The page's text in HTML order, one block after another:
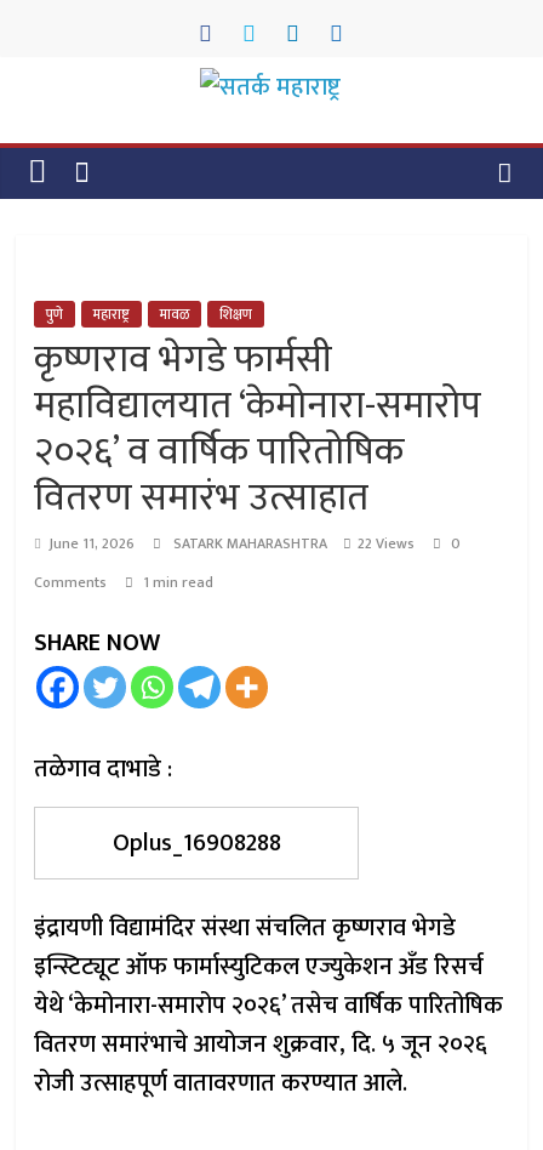
सतर्क
महाराष्ट्र
पुणे महाराष्ट्र मावळ शिक्षण
कृष्णराव भेगडे फार्मसी
महाविद्यालयात ‘केमोनारा-समारोप
२०२६’ व वार्षिक पारितोषिक
वितरण समारंभ उत्साहात
June 11, 2026 SATARK MAHARASHTRA 22 Views
0
Comments
1 min read
SHARE NOW
तळेगाव दाभाडे :
Oplus_16908288
इंद्रायणी विद्यामंदिर संस्था संचलित कृष्णराव भेगडे
इन्स्टिट्यूट ऑफ फार्मास्युटिकल एज्युकेशन अँड रिसर्च
येथे ‘केमोनारा-समारोप २०२६’ तसेच वार्षिक पारितोषिक
वितरण समारंभाचे आयोजन शुक्रवार, दि. ५ जून २०२६
रोजी उत्साहपूर्ण वातावरणात करण्यात आले.